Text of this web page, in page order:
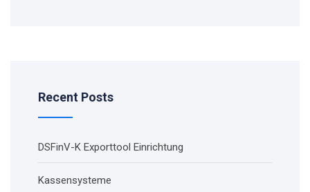
Recent Posts
DSFinV-K Exporttool Einrichtung
Kassensysteme